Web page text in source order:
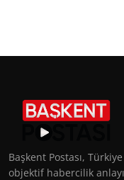
Başkent Postası,
objektif habercilik